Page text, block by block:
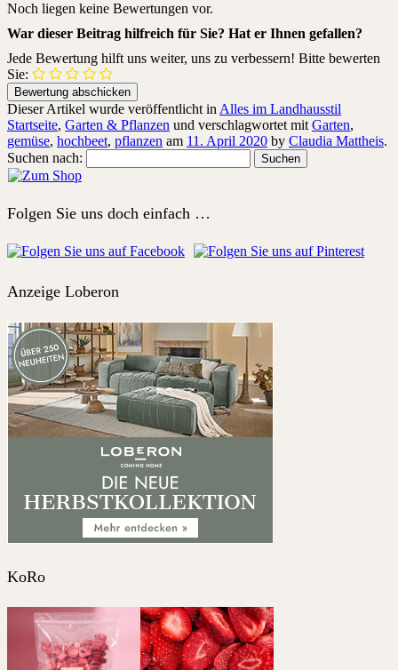
Noch liegen keine Bewertungen vor.
War dieser Beitrag hilfreich für Sie? Hat er Ihnen gefallen?
Jede Bewertung hilft uns weiter, uns zu verbessern! Bitte bewerten
Sie:
Dieser Artikel wurde veröffentlicht in Alles im Landhausstil
Startseite, Garten & Pflanzen und verschlagwortet mit Garten,
gemüse, hochbeet, pflanzen am 11. April 2020 by Claudia Mattheis.
Suchen nach:
Folgen Sie uns doch einfach …
Anzeige Loberon
KoRo